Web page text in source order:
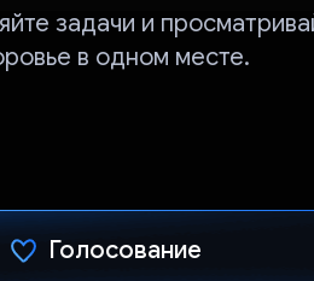
задачи и
в одном месте.
Голосование